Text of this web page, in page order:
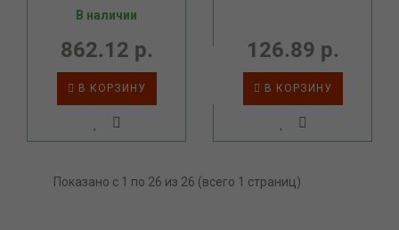
В наличии
862.12 р.
В КОРЗИНУ
126.89 р.
В КОРЗИНУ
Показано с 1 по 26 из 26 (всего 1 страниц)